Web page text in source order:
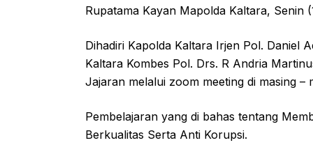
Rupatama Kayan Mapolda Kaltara, Senin
Dihadiri Kapolda Kaltara Irjen Pol. Daniel
Kaltara Kombes Pol. Drs. R Andria
Jajaran melalui zoom meeting di masing –
Pembelajaran yang di bahas tentang
Berkualitas Serta Anti Korupsi.